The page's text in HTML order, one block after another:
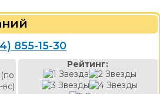
855-15-30
Рейтинг: